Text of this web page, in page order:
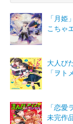
「月
こちゃ
大人び
「ヲ
「恋愛
未完作